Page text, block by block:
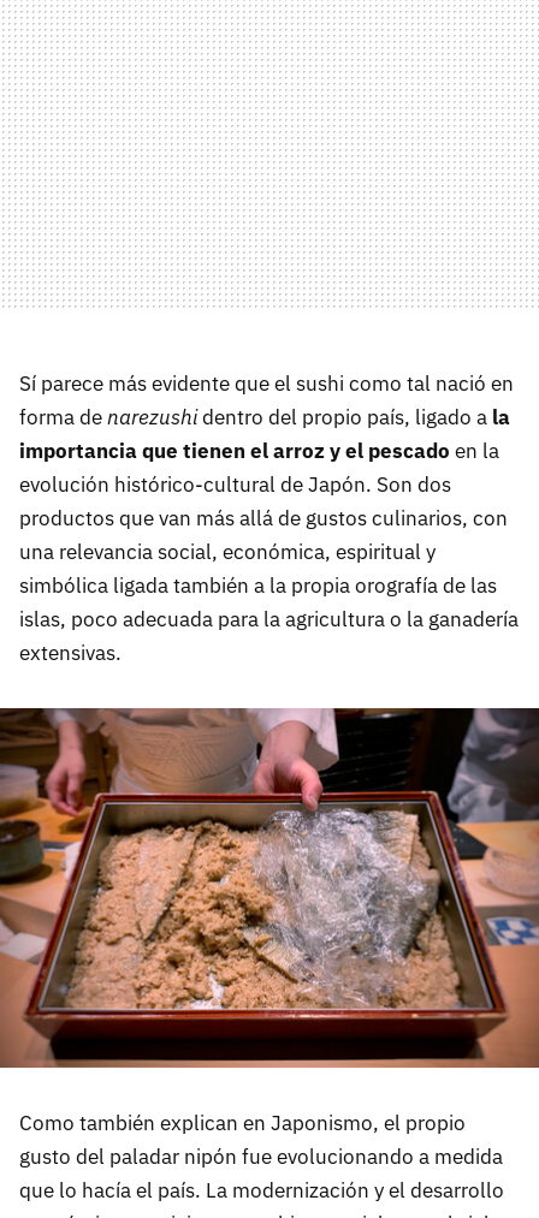
Sí parece más evidente que el sushi como tal nació en
forma denarezushidentro del propio país, ligado a la
importancia que tienen el arroz y el pescado en la
evolución histórico-cultural de Japón. Son dos
productos que van más allá de gustos culinarios, con
una relevancia social, económica, espiritual y
simbólica ligada también a la propia orografía de las
islas, poco adecuada para la agricultura o la ganadería
extensivas.
Como también explican en Japonismo, el propio
gusto del paladar nipón fue evolucionando a medida
que lo hacía el país. La modernización y el desarrollo